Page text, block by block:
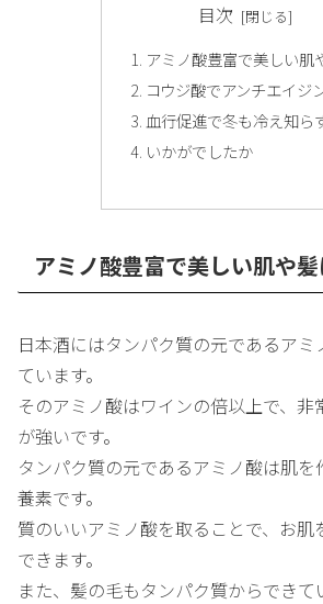
目次
アミノ酸豊富で美しい肌
コウジ酸でアンチエイジ
血行促進で冬も冷え知ら
いかがでしたか
アミノ酸豊富で美しい肌や
日本酒にはタンパク質の元であるア
ています。
そのアミノ酸はワインの倍以上で、非
が強いです。
タンパク質の元であるアミノ酸は肌
養素です。
質のいいアミノ酸を取ることで、お
できます。
また、髪の毛もタンパク質からでき